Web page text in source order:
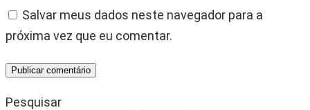
Salvar meus dados neste navegador para a
próxima vez que eu comentar.
Pesquisar